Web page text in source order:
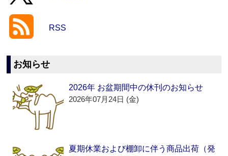
RSS
お知らせ
2026年 お盆期間中の休刊のお知らせ
2026年07月24日 (金)
夏期休業および棚卸に伴う商品出荷（発